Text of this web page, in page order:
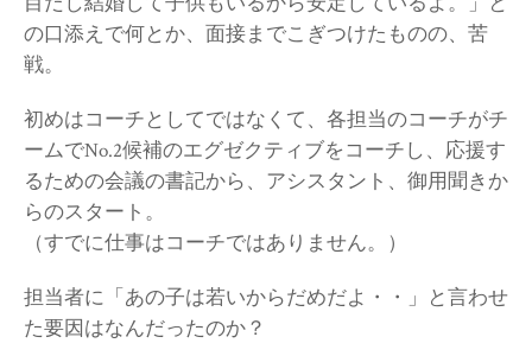
の口添えで何とか、面接までこぎつけたものの、苦
戦。
初めはコーチとしてではなくて、各担当のコーチがチ
ームでNo.2候補のエグゼクティブをコーチし、応援す
るための会議の書記から、アシスタント、御用聞きか
らのスタート。
（すでに仕事はコーチではありません。）
担当者に「あの子は若いからだめだよ・・」と言わせ
た要因はなんだったのか？